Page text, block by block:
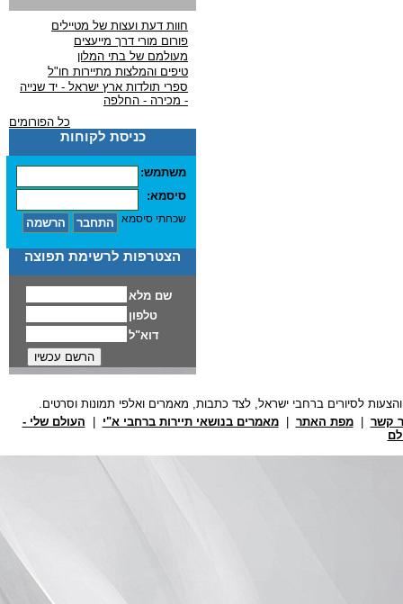
חוות דעת ועצות של מטיילים
פורום מורי דרך מייעצים
מעולמם של בתי המלון
טיפים והמלצות מתיירות חו"ל
ספרי תולדות ארץ ישראל - יד שנייה
- מכירה - החלפה
כל הפורומים
כניסת לקוחות
משתמש:
סיסמא:
שכחתי סיסמא
הצטרפות לרשימת תפוצה
קשר |מפת האתר |מאמרים בנושאי תיירות ברחבי א"י
העולם שלי -